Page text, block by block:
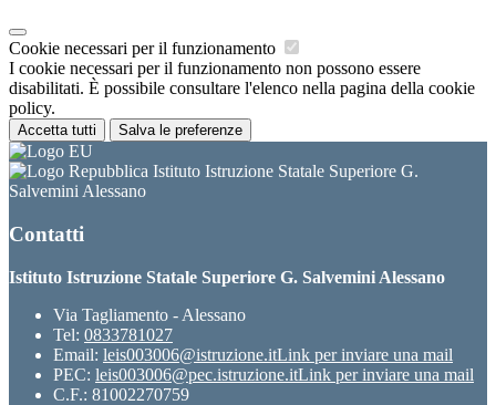
Cookie necessari per il funzionamento
I cookie necessari per il funzionamento non possono essere
disabilitati. È possibile consultare l'elenco nella pagina della cookie
policy.
Accetta tutti Salva le preferenze
Istituto Istruzione Statale Superiore G.
Salvemini Alessano
Contatti
Istituto Istruzione Statale Superiore G. Salvemini Alessano
Via Tagliamento - Alessano
Tel: 0833781027
Email: leis003006@istruzione.itLink per inviare una mail
PEC: leis003006@pec.istruzione.itLink per inviare una mail
C.F.: 81002270759